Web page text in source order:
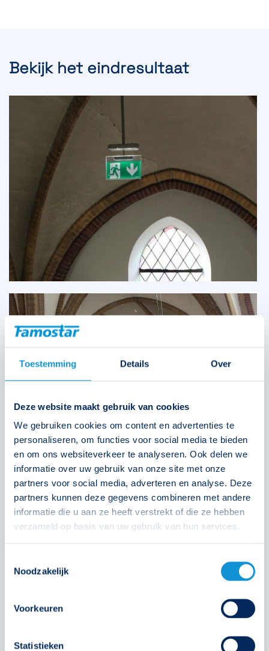
Toestemming Details Over
Deze website maakt gebruik van cookies
We gebruiken cookies om content en advertenties te
personaliseren, om functies voor social media te bieden
en om ons websiteverkeer te analyseren. Ook delen we
informatie over uw gebruik van onze site met onze
partners voor social media, adverteren en analyse. Deze
partners kunnen deze gegevens combineren met andere
informatie die u aan ze heeft verstrekt of die ze hebben
verzameld op basis van uw gebruik van hun services.
Noodzakelijk
Voorkeuren
Statistieken
Bekijk het eindresultaat